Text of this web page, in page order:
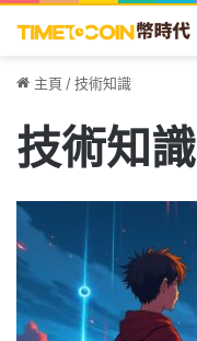
主頁 /技術知識
技術知識